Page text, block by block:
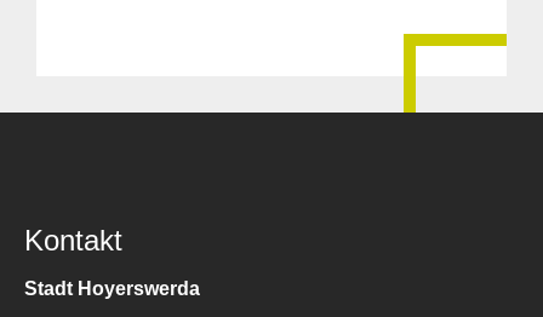
Kontakt
Stadt Hoyerswerda